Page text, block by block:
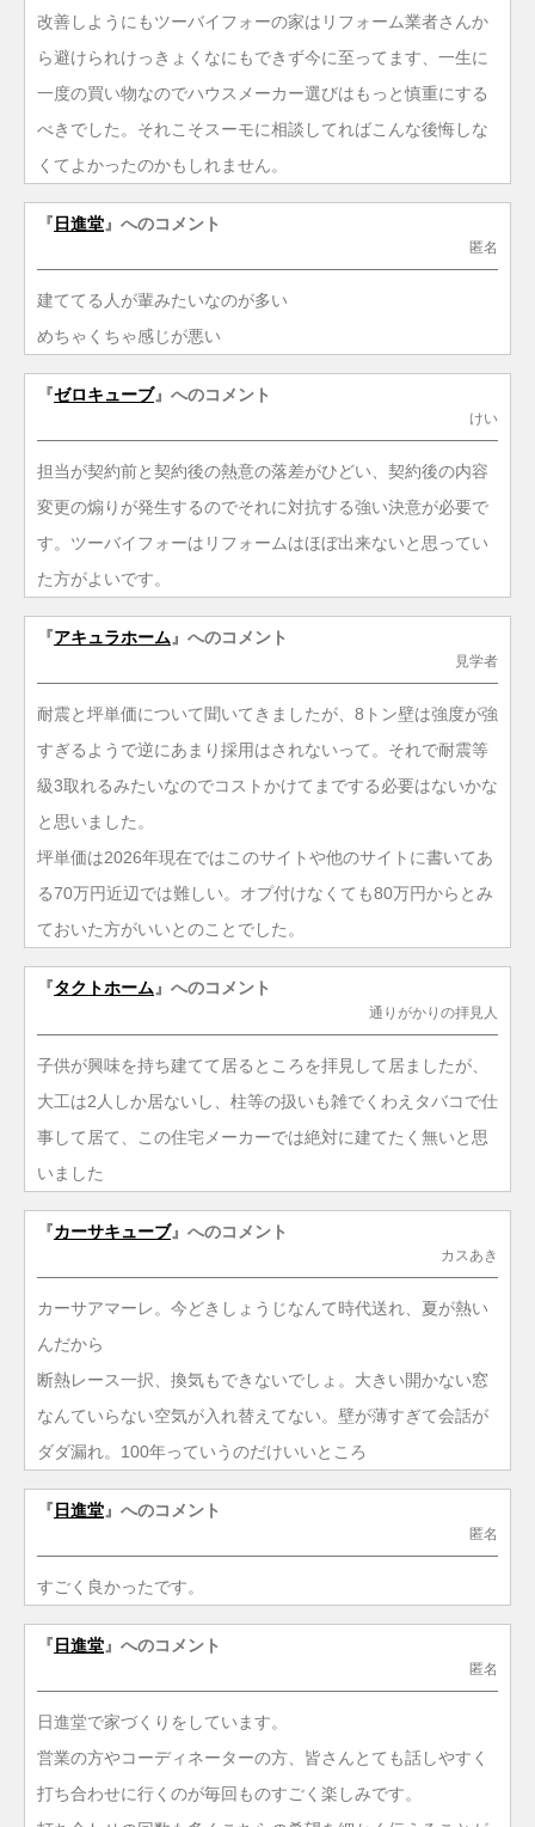
改善しようにもツーバイフォーの家はリフォーム業者さんか
ら避けられけっきょくなにもできず今に至ってます、一生に
一度の買い物なのでハウスメーカー選びはもっと慎重にする
べきでした。それこそスーモに相談してればこんな後悔しな
くてよかったのかもしれません。
『 日進堂 』へのコメント
匿名
建ててる人が輩みたいなのが多い
めちゃくちゃ感じが悪い
『ゼロキューブ』へのコメント
けい
担当が契約前と契約後の熱意の落差がひどい、契約後の内容
変更の煽りが発生するのでそれに対抗する強い決意が必要で
す。ツーバイフォーはリフォームはほぼ出来ないと思ってい
た方がよいです。
『アキュラホーム 』へのコメント
見学者
耐震と坪単価について聞いてきましたが、8トン壁は強度が強
すぎるようで逆にあまり採用はされないって。それで耐震等
級3取れるみたいなのでコストかけてまでする必要はないかな
と思いました。
坪単価は2026年現在ではこのサイトや他のサイトに書いてあ
る70万円近辺では難しい。オプ付けなくても80万円からとみ
ておいた方がいいとのことでした。
『タクトホーム』へのコメント
通りがかりの拝見人
子供が興味を持ち建てて居るところを拝見して居ましたが、
大工は2人しか居ないし、柱等の扱いも雑でくわえタバコで仕
事して居て、この住宅メーカーでは絶対に建てたく無いと思
いました
『カーサキューブ』へのコメント
カスあき
カーサアマーレ。今どきしょうじなんて時代送れ、夏が熱い
んだから
断熱レース一択、換気もできないでしょ。大きい開かない窓
なんていらない空気が入れ替えてない。壁が薄すぎて会話が
ダダ漏れ。100年っていうのだけいいところ
『 日進堂 』へのコメント
匿名
すごく良かったです。
『 日進堂 』へのコメント
匿名
日進堂で家づくりをしています。
営業の方やコーディネーターの方、皆さんとても話しやすく
打ち合わせに行くのが毎回ものすごく楽しみです。